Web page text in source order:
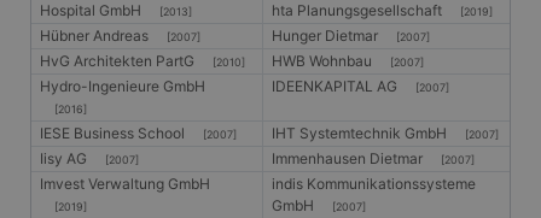
Hospital GmbH [2013] hta Planungsgesellschaft [2019]
Hübner Andreas [2007] Hunger Dietmar [2007]
HvG Architekten PartG [2010] HWB Wohnbau [2007]
Hydro-Ingenieure GmbH
[2016]
IDEENKAPITAL AG [2007]
IESE Business School [2007] IHT Systemtechnik GmbH [2007]
Iisy AG [2007] Immenhausen Dietmar [2007]
Imvest Verwaltung GmbH
[2019]
indis Kommunikationssysteme
GmbH
[2007]